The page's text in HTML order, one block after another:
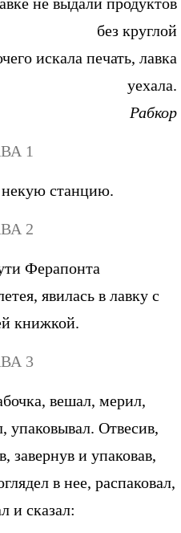
без круглой
искала печать, лавка
уехала.
Рабкор
1
некую станцию.
2
Ферапонта
явилась в лавку с
книжкой.
3
вешал, мерил,
упаковывал. Отвесив,
завернув и упаковав,
в нее, распаковал,
и сказал: